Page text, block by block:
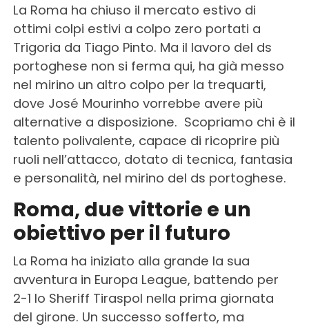
La Roma ha chiuso il mercato estivo di
ottimi colpi estivi a colpo zero portati a
Trigoria da Tiago Pinto. Ma il lavoro del ds
portoghese non si ferma qui, ha già messo
nel mirino un altro colpo per la trequarti,
dove José Mourinho vorrebbe avere più
alternative a disposizione. Scopriamo chi è il
talento polivalente, capace di ricoprire più
ruoli nell’attacco, dotato di tecnica, fantasia
e personalità, nel mirino del ds portoghese.
Roma, due vittorie e un
obiettivo per il futuro
La Roma ha iniziato alla grande la sua
avventura in Europa League, battendo per
2-1 lo Sheriff Tiraspol nella prima giornata
del girone. Un successo sofferto, ma